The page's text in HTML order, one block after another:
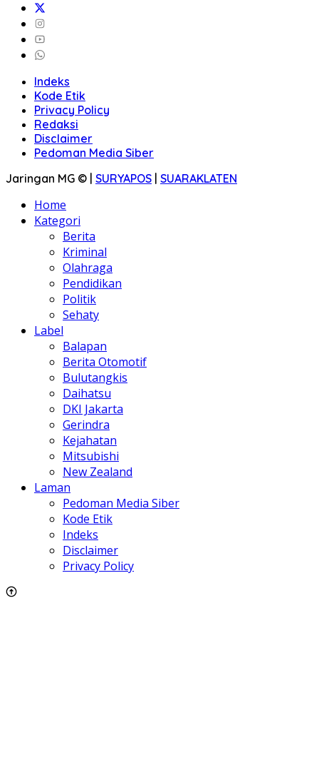
Indeks
Kode Etik
Privacy Policy
Redaksi
Disclaimer
Pedoman Media Siber
Jaringan MG © | SURYAPOS | SUARAKLATEN
Home
Kategori
Berita
Kriminal
Olahraga
Pendidikan
Politik
Sehaty
Label
Balapan
Berita Otomotif
Bulutangkis
Daihatsu
DKI Jakarta
Gerindra
Kejahatan
Mitsubishi
New Zealand
Laman
Pedoman Media Siber
Kode Etik
Indeks
Disclaimer
Privacy Policy